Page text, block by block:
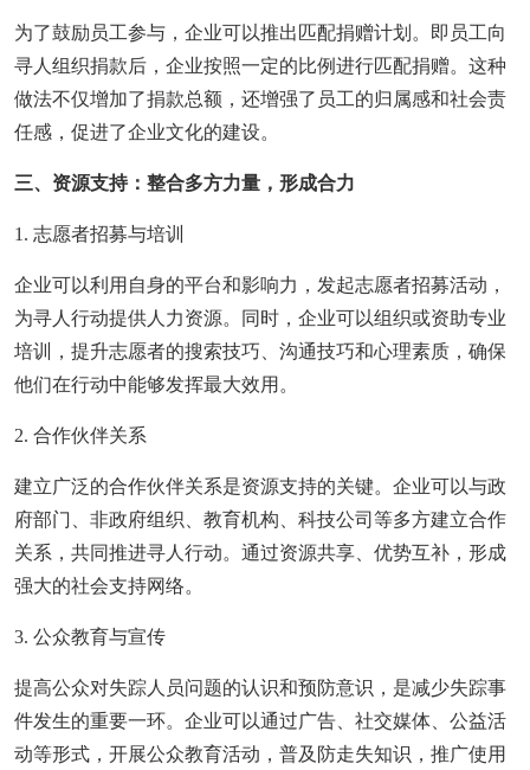
为了鼓励员工参与，企业可以推出匹配捐赠计划。即员工向
寻人组织捐款后，企业按照一定的比例进行匹配捐赠。这种
做法不仅增加了捐款总额，还增强了员工的归属感和社会责
任感，促进了企业文化的建设。
三、资源支持：整合多方力量，形成合力
1. 志愿者招募与培训
企业可以利用自身的平台和影响力，发起志愿者招募活动，
为寻人行动提供人力资源。同时，企业可以组织或资助专业
培训，提升志愿者的搜索技巧、沟通技巧和心理素质，确保
他们在行动中能够发挥最大效用。
2. 合作伙伴关系
建立广泛的合作伙伴关系是资源支持的关键。企业可以与政
府部门、非政府组织、教育机构、科技公司等多方建立合作
关系，共同推进寻人行动。通过资源共享、优势互补，形成
强大的社会支持网络。
3. 公众教育与宣传
提高公众对失踪人员问题的认识和预防意识，是减少失踪事
件发生的重要一环。企业可以通过广告、社交媒体、公益活
动等形式，开展公众教育活动，普及防走失知识，推广使用